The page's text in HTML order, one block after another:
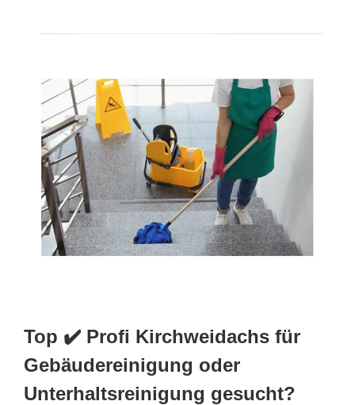
Top ✔️ Profi Kirchweidachs für
Gebäudereinigung oder
Unterhaltsreinigung gesucht?